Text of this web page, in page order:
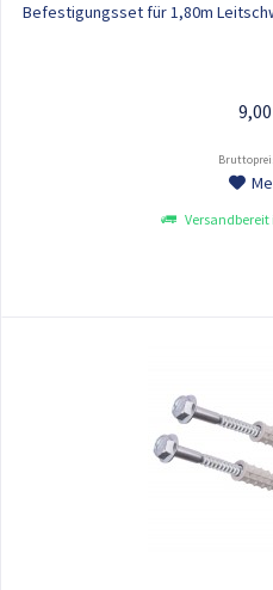
Befestigungsset für 1,80m
Versandbereit